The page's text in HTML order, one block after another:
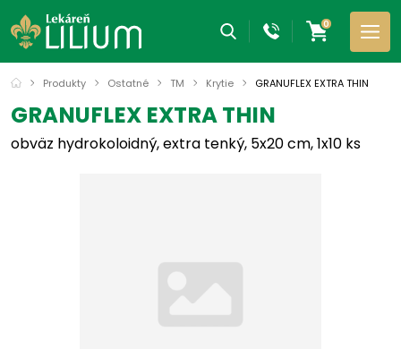
0
Produkty Ostatné TM Krytie GRANUFLEX EXTRA THIN
GRANUFLEX EXTRA THIN
obväz hydrokoloidný, extra tenký, 5x20 cm, 1x10 ks